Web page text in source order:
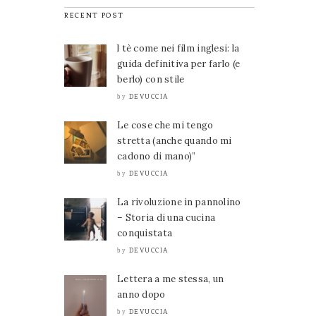
RECENT POST
l tè come nei film inglesi: la
guida definitiva per farlo (e
berlo) con stile
by DEVUCCIA
Le cose che mi tengo
stretta (anche quando mi
cadono di mano)”
by DEVUCCIA
La rivoluzione in pannolino
– Storia di una cucina
conquistata
by DEVUCCIA
Lettera a me stessa, un
anno dopo
by DEVUCCIA